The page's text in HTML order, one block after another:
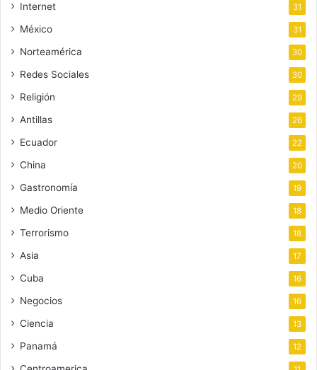
Internet 31
México 31
Norteamérica 30
Redes Sociales 30
Religión 29
Antillas 26
Ecuador 22
China 20
Gastronomía 19
Medio Oriente 18
Terrorismo 18
Asia 17
Cuba 16
Negocios 16
Ciencia 13
Panamá 12